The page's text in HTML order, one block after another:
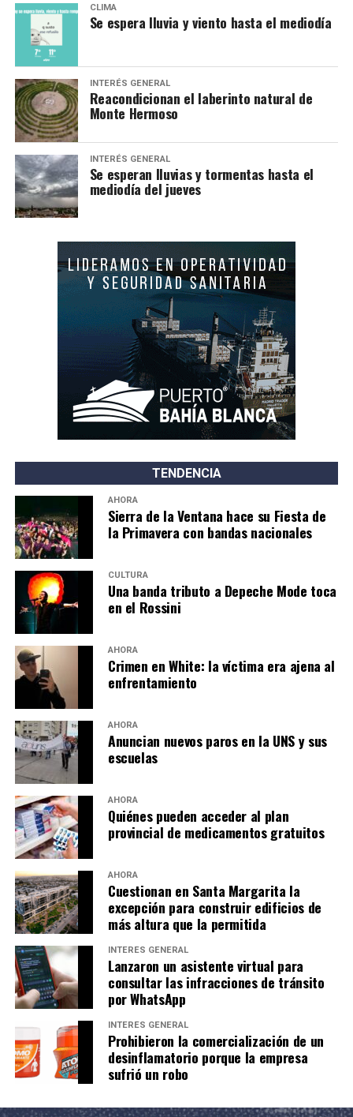
CLIMA
Se espera lluvia y viento hasta el mediodía
INTERÉS GENERAL
Reacondicionan el laberinto natural de
Monte Hermoso
INTERÉS GENERAL
Se esperan lluvias y tormentas hasta el
mediodía del jueves
TENDENCIA
AHORA
Sierra de la Ventana hace su Fiesta de
la Primavera con bandas nacionales
CULTURA
Una banda tributo a Depeche Mode toca
en el Rossini
AHORA
Crimen en White: la víctima era ajena al
enfrentamiento
AHORA
Anuncian nuevos paros en la UNS y sus
escuelas
AHORA
Quiénes pueden acceder al plan
provincial de medicamentos gratuitos
AHORA
Cuestionan en Santa Margarita la
excepción para construir edificios de
más altura que la permitida
INTERÉS GENERAL
Lanzaron un asistente virtual para
consultar las infracciones de tránsito
por WhatsApp
INTERÉS GENERAL
Prohibieron la comercialización de un
desinflamatorio porque la empresa
sufrió un robo